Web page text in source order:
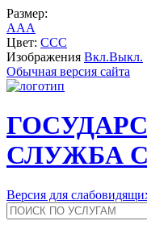
Размер:
AAA
Цвет: CCC
Изображения Вкл.Выкл.
Обычная версия сайта
СЛУЖБА
Версия для